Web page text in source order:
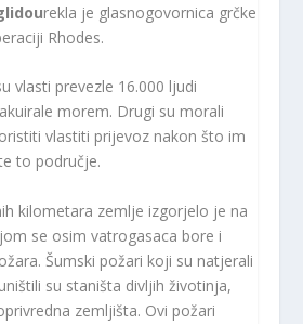
rekla je glasnogovornica grčke
Rhodes.
vlasti prevezle 16.000 ljudi
morem. Drugi su morali
vlastiti prijevoz nakon što im
to područje.
kilometara zemlje izgorjelo je na
se osim vatrogasaca bore i
Šumski požari koji su natjerali
su staništa divljih životinja,
zemljišta. Ovi požari